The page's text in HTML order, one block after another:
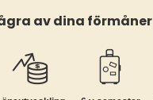
av dina förmåner